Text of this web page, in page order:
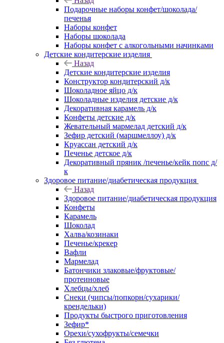
Подарочные наборы конфет/шоколада/
печенья
Наборы конфет
Наборы шоколада
Наборы конфет с алкогольными начинками
Детские кондитерские изделия
Назад
Детские кондитерские изделия
Конструктор кондитерский д/к
Шоколадное яйцо д/к
Шоколадные изделия детские д/к
Декоративная карамель д/к
Конфеты детские д/к
Жевательный мармелад детский д/к
Зефир детский (маршмеллоу) д/к
Круассан детский д/к
Печенье детское д/к
Декоративный пряник /печенье/кейк попс д/
к
Здоровое питание/диабетическая продукция
Назад
Здоровое питание/диабетическая продукция
Конфеты
Карамель
Шоколад
Халва/козинаки
Печенье/крекер
Вафли
Мармелад
Батончики злаковые/фруктовые/
протеиновые
Хлебцы/хлеб
Снеки (чипсы/попкорн/сухарики/
крендельки)
Продукты быстрого приготовления
Зефир*
Орехи/сухофрукты/семечки